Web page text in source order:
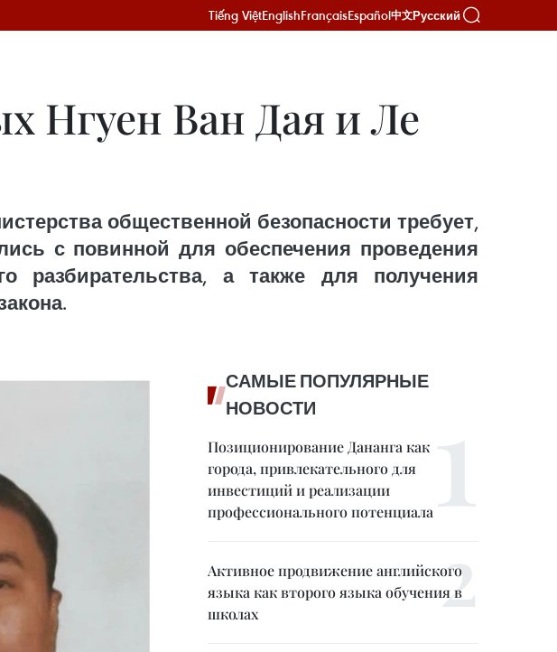
Tiếng ViệtEnglishFrançaisEspañol中文Русский
Нгуен Ван Дая и Ле
общественной безопасности требует,
с повинной для обеспечения проведения
разбирательства, а также для получения
САМЫЕ ПОПУЛЯРНЫЕ
НОВОСТИ
Позиционирование Дананга как
города, привлекательного для
инвестиций и реализации
профессионального потенциала
Активное продвижение английского
языка как второго языка обучения в
школах